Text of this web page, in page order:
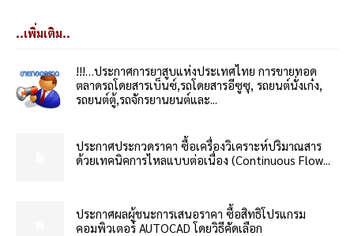
..เพิ่มเติม..
!!!…ประกาศการยาสูบแห่งประเทศไทย การขายทอด
ตลาดรถโดยสารเบ็นซ์,รถโดยสารอีซูซุ, รถยนต์นั่งเก๋ง,
รถยนต์ตู้,รถจักรยานยนต์และ...
ประกาศประกวดราคา ซื้อเครื่องวิเคราะห์ปริมาณสาร
ด้วยเทคนิคการไหลแบบต่อเนื่อง (Continuous Flow...
ประกาศผลผู้ชนะการเสนอราคา ซื้อสิทธิโปรแกรม
คอมพิวเตอร์ AUTOCAD โดยวิธีคัดเลือก